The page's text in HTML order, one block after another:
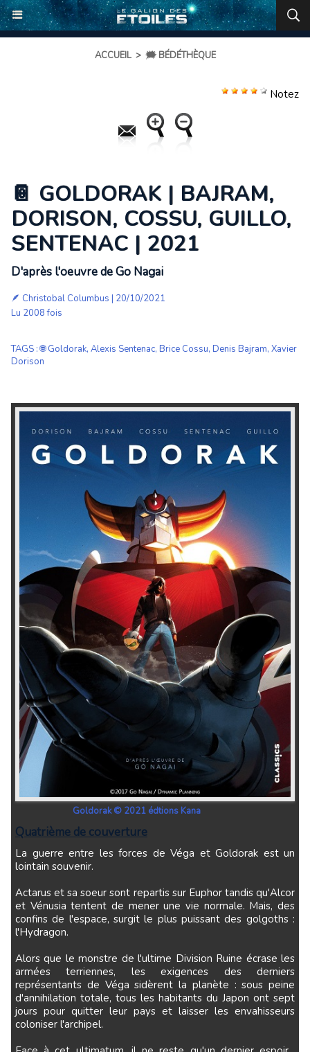
ACCUEIL > 🗯️ BÉDÉTHÈQUE
Notez
📔 GOLDORAK | BAJRAM,
DORISON, COSSU, GUILLO,
SENTENAC | 2021
D'après l'oeuvre de Go Nagai
🪶 Christobal Columbus | 20/10/2021
Lu 2008 fois
TAGS :🌐 Goldorak, Alexis Sentenac, Brice Cossu, Denis Bajram, Xavier
Dorison
Goldorak © 2021 édtions Kana
Quatrième de couverture
La guerre entre les forces de Véga et Goldorak est un
lointain souvenir.
Actarus et sa soeur sont repartis sur Euphor tandis qu'Alcor
et Vénusia tentent de mener une vie normale. Mais, des
confins de l'espace, surgit le plus puissant des golgoths :
l'Hydragon.
Alors que le monstre de l'ultime Division Ruine écrase les
armées terriennes, les exigences des derniers
représentants de Véga sidèrent la planète : sous peine
d'annihilation totale, tous les habitants du Japon ont sept
jours pour quitter leur pays et laisser les envahisseurs
coloniser l'archipel.